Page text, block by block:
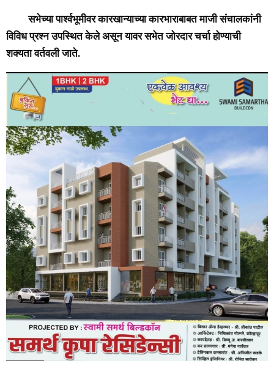
सभेच्या पार्श्वभूमीवर कारखान्याच्या कारभाराबाबत माजी संचालकांनी
विविध प्रश्न उपस्थित केले असून यावर सभेत जोरदार चर्चा होण्याची
शक्यता वर्तवली जाते.